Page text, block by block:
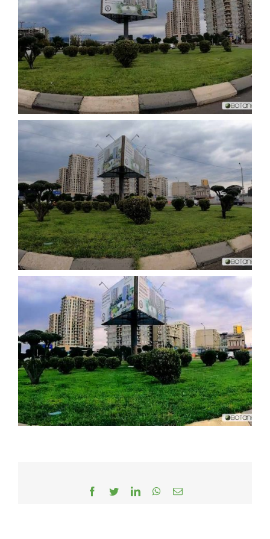
Facebook
TwitterLinkedInWhatsApp
Email